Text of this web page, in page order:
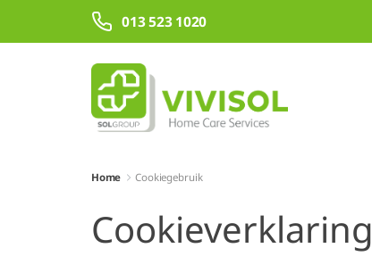
Overslaan en naar hoofdinhoud gaan
013 523 1020
Home Cookiegebruik
Cookieverklaring